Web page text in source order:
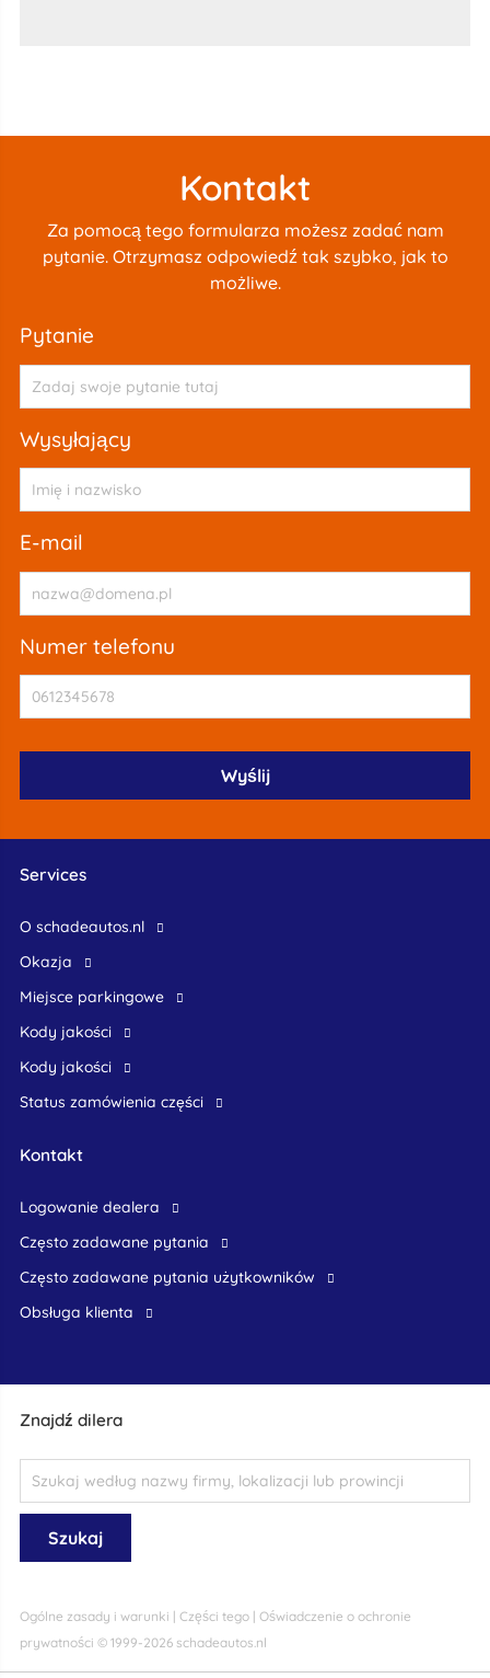
Kontakt
Za pomocą tego formularza możesz zadać nam
pytanie. Otrzymasz odpowiedź tak szybko, jak to
możliwe.
pytanie
wysyłający
e-mail
numer telefonu
Znajdź dilera
Ogólne zasady i warunki | Części tego| Oświadczenie o ochronie
prywatności © 1999-2026 schadeautos.nl
Services
O schadeautos.nl
okazja
Miejsce parkingowe
Kody jakości
Kody jakości
Status zamówienia części
Kontakt
logowanie dealera
Często zadawane pytania
często zadawane pytania użytkowników
obsługa klienta